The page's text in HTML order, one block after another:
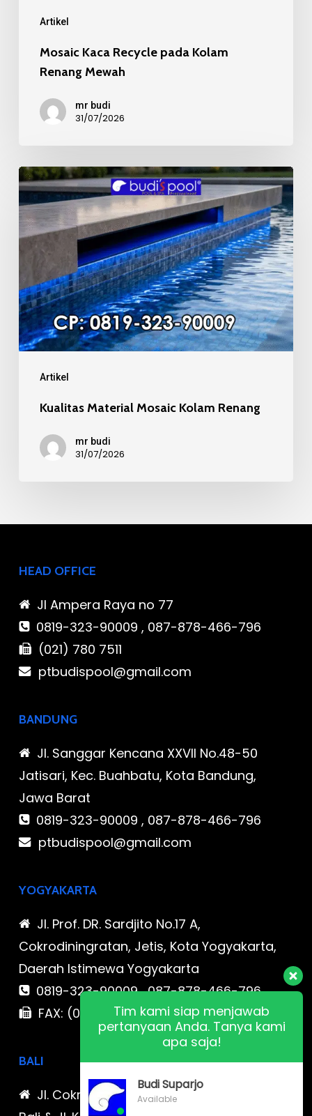
Artikel
Mosaic Kaca Recycle pada Kolam
Renang Mewah
mr budi
31/07/2026
Artikel
Kualitas
Material
Mosaic
Kolam
Renang
Kualitas Material Mosaic Kolam Renang
mr budi
31/07/2026
HEAD OFFICE
Jl Ampera Raya no 77
0819-323-90009 , 087-878-466-796
(021) 780 7511
ptbudispool@gmail.com
BANDUNG
Jl. Sanggar Kencana XXVII No.48-50
Jatisari, Kec. Buahbatu, Kota Bandung,
Jawa Barat
0819-323-90009 , 087-878-466-796
ptbudispool@gmail.com
YOGYAKARTA
Jl. Prof. DR. Sardjito No.17 A,
Cokrodiningratan, Jetis, Kota Yogyakarta,
Daerah Istimewa Yogyakarta
0819-323-90009 , 087-878-466-796
FAX: (021) 780 7511
BALI
Jl. Cokroaminoto No. 17 Denpasar 80116
Tim kami siap menjawab
pertanyaan Anda. Tanya kami
apa saja!
Budi Suparjo
Available